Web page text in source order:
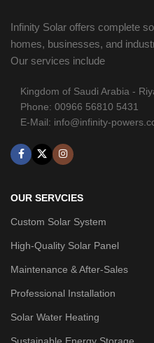
Infinity Solar offers complete
homes, businesses, and
Our services include
Kingdom of Saudi Arabia -
Phone: 00966 56810 5431
E-Mail: info@infinity-
OUR SERVCIES
Custom Solar System
High-Quality Solar Panel
Maintenance & After-Sales
Professional Installation
Solar Water Heating
Sustainable Energy Storage